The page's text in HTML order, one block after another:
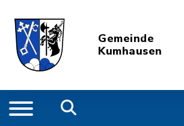
Gemeinde
Kumhausen